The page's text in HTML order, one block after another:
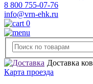
8 800 755-07-76
info@vrn-ehk.ru
0
Доставка
Карта проезда